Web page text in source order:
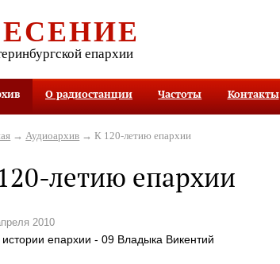
епархии
О радиостанции Частоты Контакты
→ Аудиоархив → К 120-летию епархии
летию епархии
2010
истории епархии - 09 Владыка Викентий